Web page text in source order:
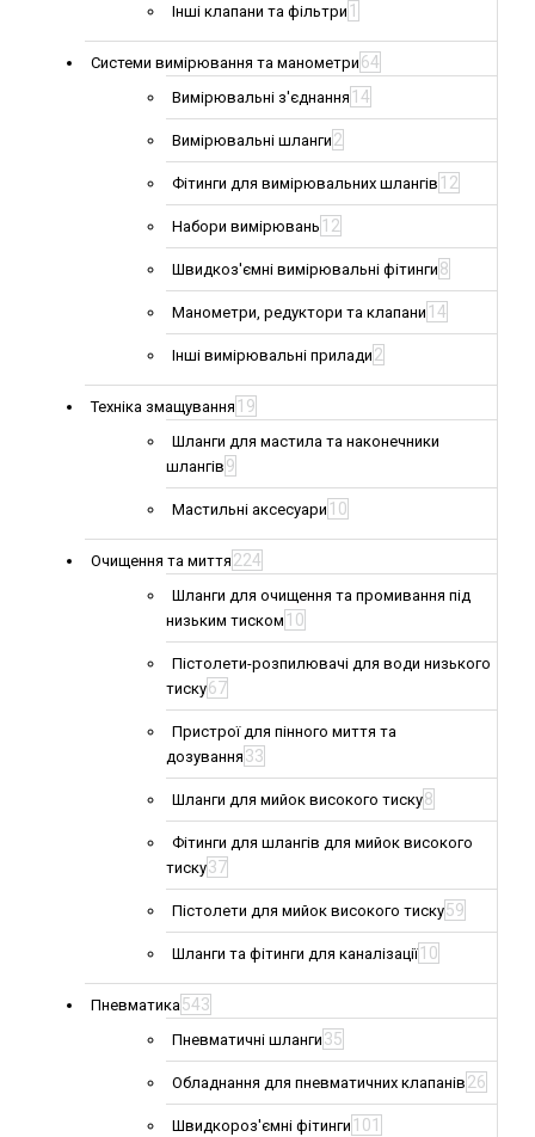
Інші клапани та фільтри 1
Системи вимірювання та манометри 64
Вимірювальні з'єднання 14
Вимірювальні шланги 2
Фітинги для вимірювальних шлангів 12
Набори вимірювань 12
Швидкоз'ємні вимірювальні фітинги 8
Манометри, редуктори та клапани 14
Інші вимірювальні прилади 2
Техніка змащування 19
Шланги для мастила та наконечники
шлангів 9
Мастильні аксесуари 10
Очищення та миття 224
Шланги для очищення та промивання під
низьким тиском 10
Пістолети-розпилювачі для води низького
тиску67
Пристрої для пінного миття та
дозування 33
Шланги для мийок високого тиску8
Фітинги для шлангів для мийок високого
тиску37
Пістолети для мийок високого тиску59
Шланги та фітинги для каналізації 10
Пневматика543
Пневматичні шланги 35
Обладнання для пневматичних клапанів 26
Швидкороз'ємні фітинги 101